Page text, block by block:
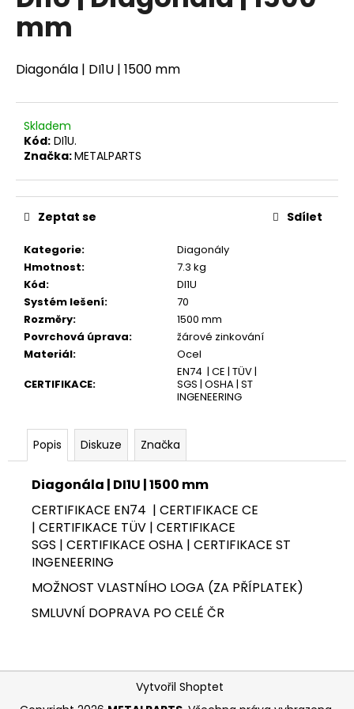
hvězdiček.
mm
Diagonála | DI1U | 1500 mm
Skladem
Kód: DI1U.
Značka:METALPARTS
Kategorie:
Diagonály
Hmotnost:
7.3 kg
Kód:
DI1U
Systém lešení:
70
Rozměry:
1500 mm
Povrchová úprava:
žárové zinkování
Materiál:
Ocel
CERTIFIKACE:
EN74 | CE | TÜV |
SGS | OSHA | ST
INGENEERING
Zeptat se Sdílet
Popis Diskuze Značka
Diagonála | DI1U | 1500 mm
CERTIFIKACE EN74 | CERTIFIKACE CE
| CERTIFIKACE TÜV | CERTIFIKACE
SGS | CERTIFIKACE OSHA | CERTIFIKACE ST
INGENEERING
MOŽNOST VLASTNÍHO LOGA (ZA PŘÍPLATEK)
SMLUVNÍ DOPRAVA PO CELÉ ČR
a
j
í
t
?
HLEDAT
D
o
p
o
u
č
m
KOMPLETNÍ
SESTAVA
LEŠENÍ
PLETTAC
PD70
52,8
Z
Vytvořil Shoptet